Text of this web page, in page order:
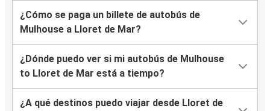
¿Cómo se paga un billete de autobús de
Mulhouse a Lloret de Mar?
¿Dónde puedo ver si mi autobús de Mulhouse
to Lloret de Mar está a tiempo?
¿A qué destinos puedo viajar desde Lloret de